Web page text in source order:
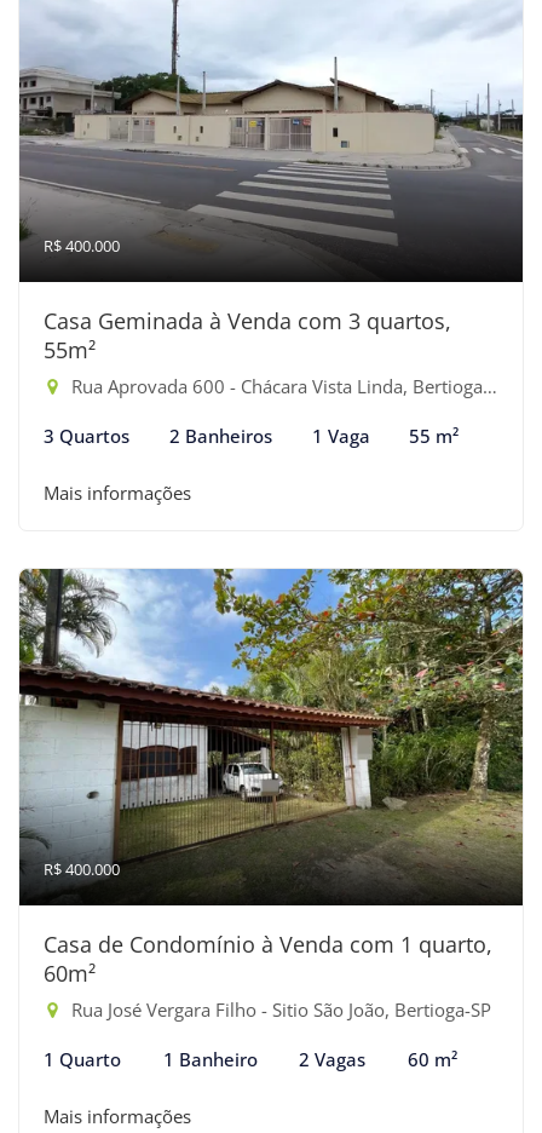
R$ 400.000
Casa Geminada à Venda com 3 quartos,
55m²
Rua Aprovada 600 - Chácara Vista Linda, Bertioga-SP
3 Quartos 2 Banheiros 1 Vaga 55 m²
Mais informações
R$ 400.000
Casa de Condomínio à Venda com 1 quarto,
60m²
Rua José Vergara Filho - Sitio São João, Bertioga-SP
1 Quarto 1 Banheiro 2 Vagas 60 m²
Mais informações